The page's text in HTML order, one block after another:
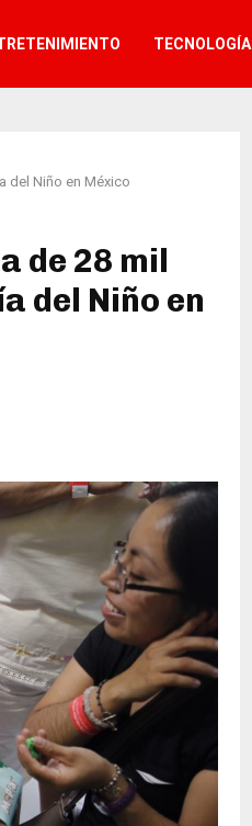
TECNOLOGÍA
del Niño en México
de 28 mil
del Niño en